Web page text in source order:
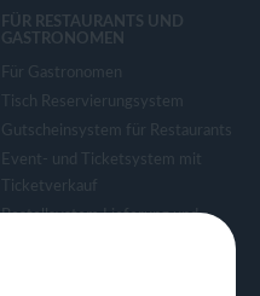
FÜR RESTAURANTS UND
GASTRONOMEN
Für Gastronomen
Tisch Reservierungsystem
Gutscheinsystem für Restaurants
Event- und Ticketsystem mit
Ticketverkauf
Bestellsystem Lieferung und